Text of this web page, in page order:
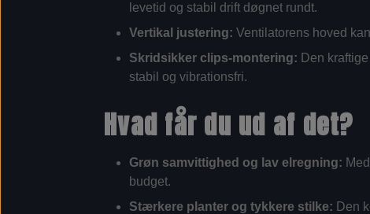
levetid og stabil drift døgnet rundt.
Vertikal justering: Ventilatorens hoved
Skridsikker clips-montering: Den
stabil og vibrationsfri.
Hvad får du ud af det?
Grøn samvittighed og lav elregning:
budget.
Stærkere planter og tykkere stilke: Den